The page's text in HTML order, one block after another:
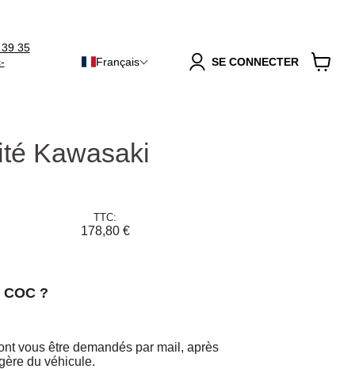
35
Français SE CONNECTER
Kawasaki
TTC:
178,80 €
?
vous être demandés par mail, après
du véhicule.